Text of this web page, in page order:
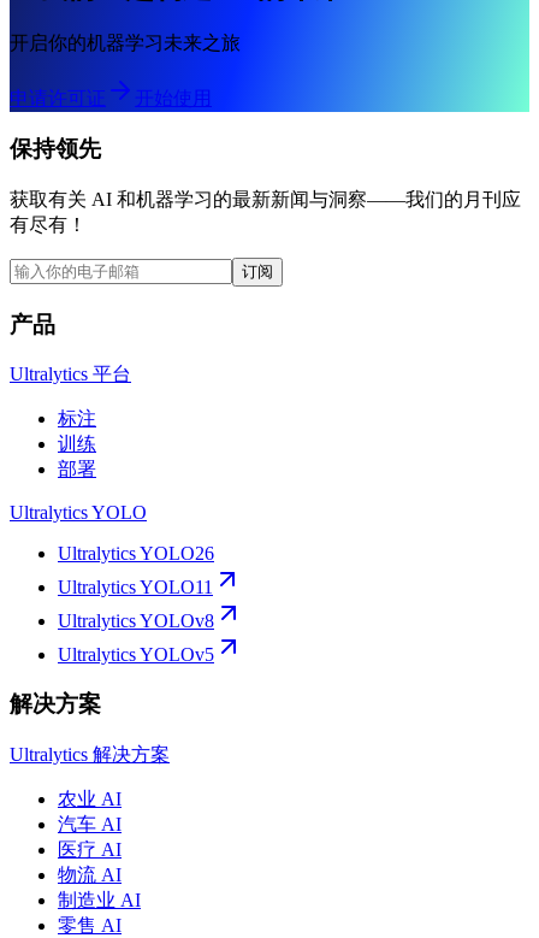
开启你的机器学习未来之旅
申请许可证 开始使用
保持领先
获取有关 AI 和机器学习的最新新闻与洞察——我们的月刊应
有尽有！
订阅
产品
Ultralytics 平台
标注
训练
部署
Ultralytics YOLO
Ultralytics YOLO26
Ultralytics YOLO11
Ultralytics YOLOv8
Ultralytics YOLOv5
解决方案
Ultralytics 解决方案
农业 AI
汽车 AI
医疗 AI
物流 AI
制造业 AI
零售 AI